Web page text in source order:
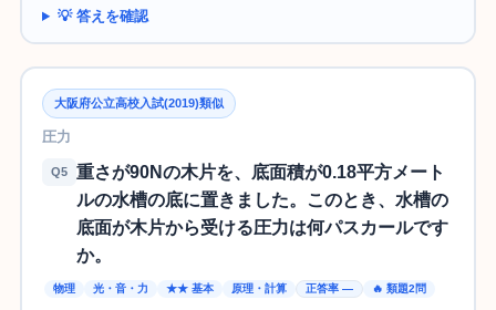
💡 答えを確認
大阪府公立高校入試(2019)類似
圧力
Q5
重さが90Nの木片を、底面積が0.18平方メート
ルの水槽の底に置きました。このとき、水槽の
底面が木片から受ける圧力は何パスカールです
か。
物理 光・音・力 ★★ 基本 原理・計算 正答率 — 🔥 類題2問